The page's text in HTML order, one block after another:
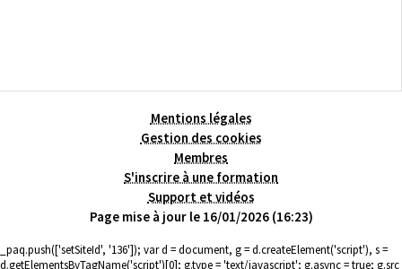
Mentions légales
Gestion des cookies
Membres
S'inscrire à une formation
Support et vidéos
Page mise à jour le 16/01/2026 (16:23)